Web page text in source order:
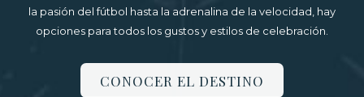
contenido
la pasión del fútbol hasta la adrenalina de la velocidad, hay
opciones para todos los gustos y estilos de celebración.
CONOCER EL DESTINO